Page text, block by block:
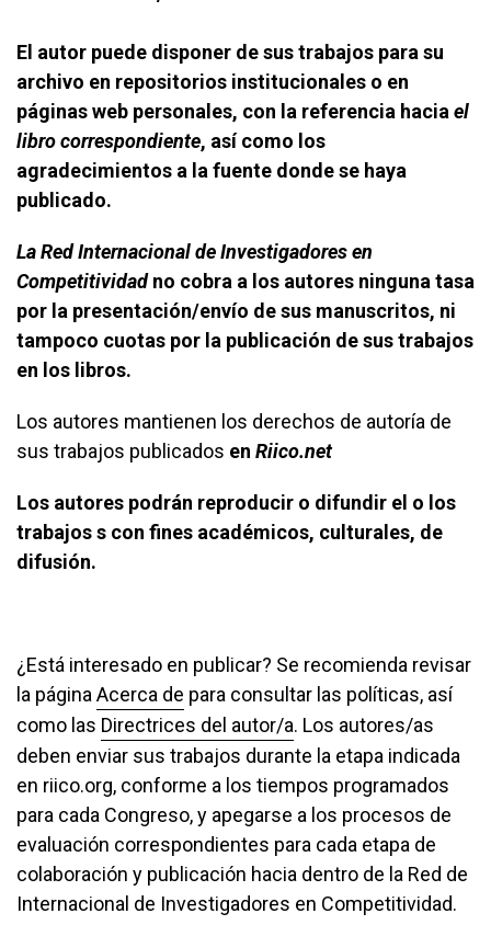
El autor puede disponer de sus trabajos para su
archivo en repositorios institucionales o en
páginas web personales, con la referencia haciael
libro correspondiente, así como los
agradecimientos a la fuente donde se haya
publicado.
La Red Internacional de Investigadores en
Competitividadno cobra a los autores ninguna tasa
por la presentación/envío de sus manuscritos, ni
tampoco cuotas por la publicación de sus trabajos
en los libros.
Los autores mantienen los derechos de autoría de
sus trabajos publicados en Riico.net
Los autores podrán reproducir o difundir el o los
trabajos s con fines académicos, culturales, de
difusión.
¿Está interesado en publicar? Se recomienda revisar
la páginaAcerca de para consultar las políticas, así
como las Directrices del autor/a. Los autores/as
deben enviar sus trabajos durante la etapa indicada
en riico.org, conforme a los tiempos programados
para cada Congreso, y apegarse a los procesos de
evaluación correspondientes para cada etapa de
colaboración y publicación hacia dentro de la Red de
Internacional de Investigadores en Competitividad.